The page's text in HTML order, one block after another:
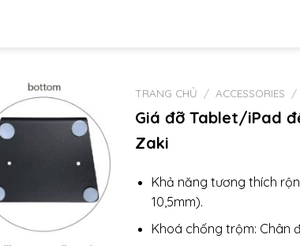
TRANG CHỦ / ACCESSORIES /
Giá đỡ Tablet/iPad
Zaki
Khả năng tương thích
10,5mm).
Khoá chống trộm: Chân